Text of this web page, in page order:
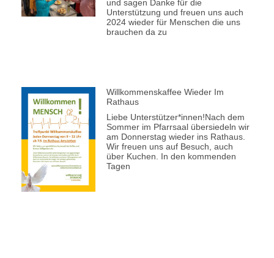
und sagen Danke für die
Unterstützung und freuen uns auch
2024 wieder für Menschen die uns
brauchen da zu
Willkommenskaffee Wieder Im
Rathaus
Liebe Unterstützer*innen!Nach dem
Sommer im Pfarrsaal übersiedeln wir
am Donnerstag wieder ins Rathaus.
Wir freuen uns auf Besuch, auch
über Kuchen. In den kommenden
Tagen